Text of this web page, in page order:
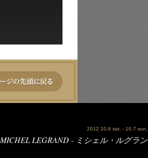
2012 10.6 sat. - 10.7 sun.
MICHEL LEGRAND - ミシェル・ルグラン